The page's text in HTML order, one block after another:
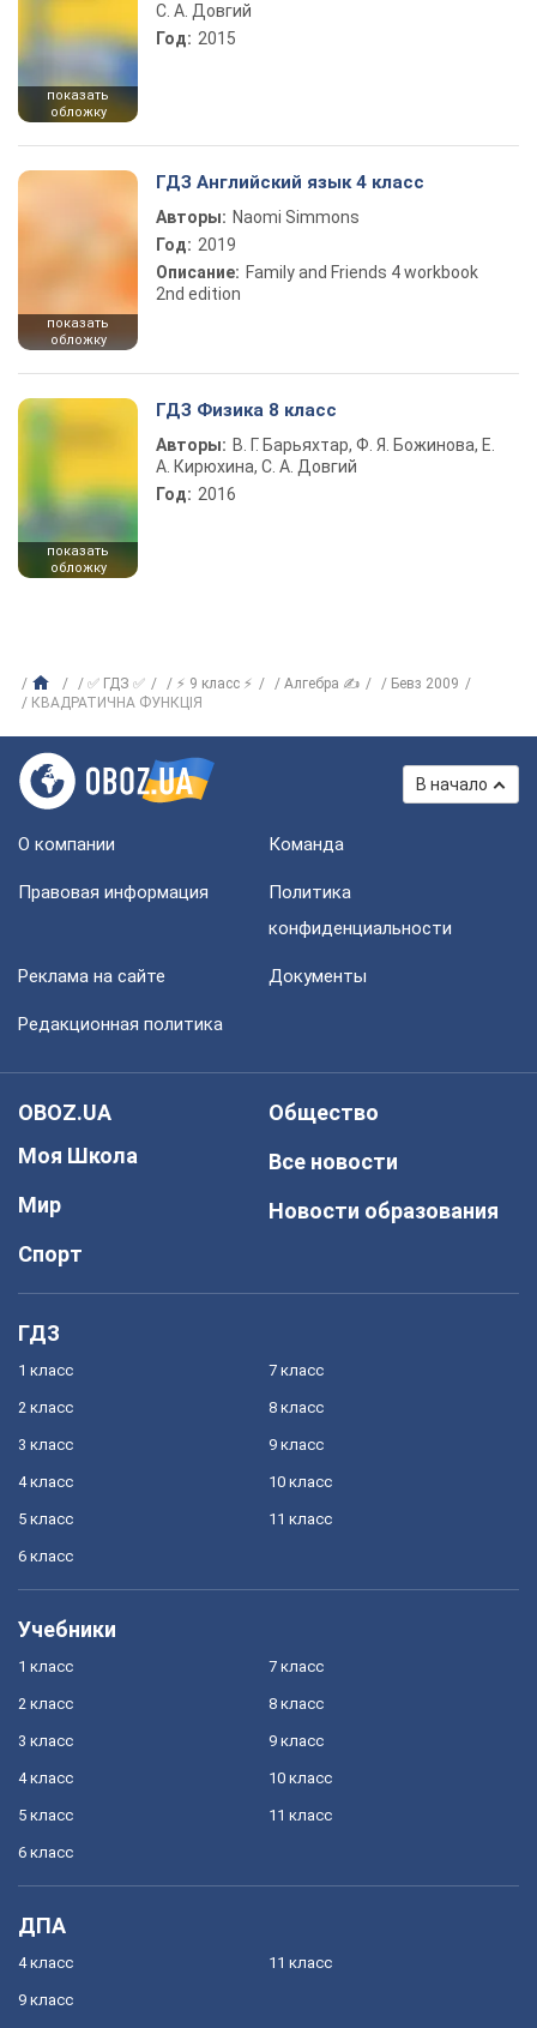
показать
обложку
С. А. Довгий
Год: 2015
показать
обложку
ГДЗ Английский язык 4 класс
Авторы: Naomi Simmons
Год: 2019
Описание: Family and Friends 4 workbook
2nd edition
показать
обложку
ГДЗ Физика 8 класс
Авторы: В. Г. Барьяхтар, Ф. Я. Божинова, Е.
А. Кирюхина, С. А. Довгий
Год: 2016
✅ ГДЗ ✅ ⚡ 9 класс ⚡ Алгебра ✍
Бевз 2009
КВАДРАТИЧНА ФУНКЦІЯ
В начало
О компании Команда
Правовая информация
Политика
конфиденциальности
Реклама на сайте Документы
Редакционная политика
OBOZ.UA
Моя Школа
Мир
Спорт
Общество
Все новости
Новости образования
ГДЗ
1 класс
2 класс
3 класс
4 класс
5 класс
6 класс
7 класс
8 класс
9 класс
10 класс
11 класс
Учебники
1 класс
2 класс
3 класс
4 класс
5 класс
6 класс
7 класс
8 класс
9 класс
10 класс
11 класс
ДПА
4 класс
9 класс
11 класс